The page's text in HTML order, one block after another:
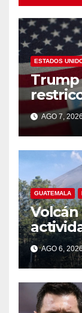
ESTADOS
Trump
porAGO 7, 2026
GUATEMALA
alertas
AGO 6, 2026